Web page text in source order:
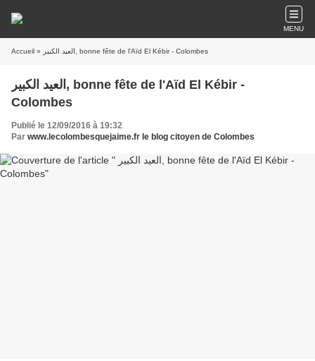
MENU
Accueil » العيد الكبير, bonne fête de l'Aïd El Kébir - Colombes
العيد الكبير, bonne fête de l'Aïd El Kébir -
Colombes
Publié le 12/09/2016 à 19:32
Par www.lecolombesquejaime.fr le blog citoyen de Colombes